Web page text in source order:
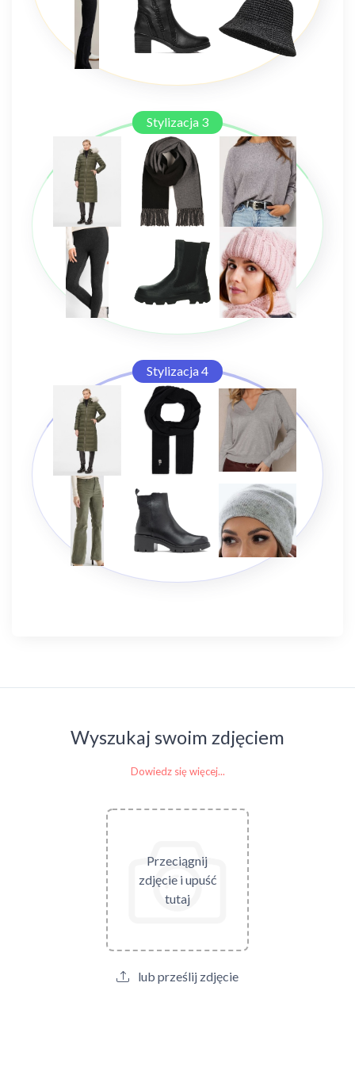
Stylizacja 3
Stylizacja 4
Wyszukaj swoim zdjęciem
Dowiedz się więcej...
Przeciągnij
zdjęcie i upuść
tutaj
lub prześlij zdjęcie